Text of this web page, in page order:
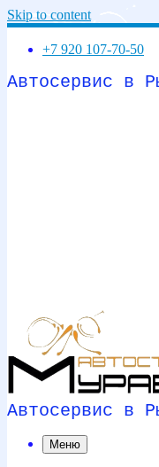
Skip to content
+7 920 107-70-50
Автосервис в
Автосервис в
Меню